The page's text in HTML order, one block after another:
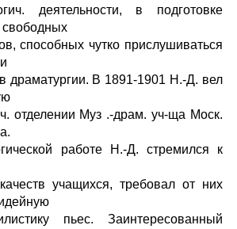
деятельности, в подготовке
свободных
способных чутко прислушиваться
драматургии. В 1891-1901 Н.-Д. вел
отделении Муз .-драм. уч-ща Моск.
работе Н.-Д. стремился к
учащихся, требовал от них
пьес. Заинтересованный